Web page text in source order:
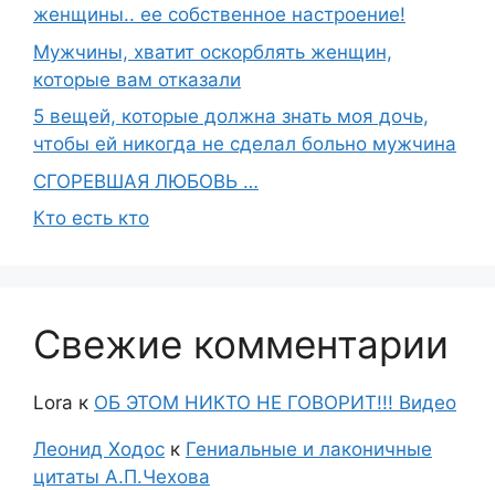
женщины.. ее собственное настроение!
Мужчины, хватит оскорблять женщин,
которые вам отказали
5 вещей, которые должна знать моя дочь,
чтобы ей никогда не сделал больно мужчина
СГОРЕВШАЯ ЛЮБОВЬ …
Кто есть кто
Свежие комментарии
Lora к ОБ ЭТОМ НИКТО НЕ ГОВОРИТ!!! Видео
Леонид Ходос к Гениальные и лаконичные
цитаты А.П.Чехова